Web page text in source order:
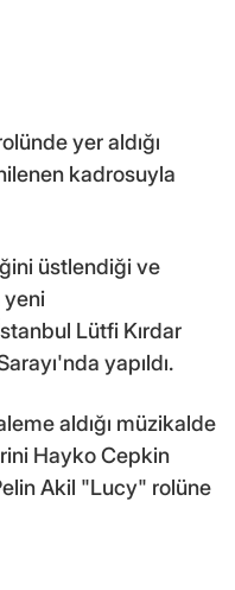
yer aldığı
kadrosuyla
üstlendiği ve
yeni
Lütfi Kırdar
yapıldı.
aldığı müzikalde
Hayko Cepkin
Akil "Lucy" rolüne